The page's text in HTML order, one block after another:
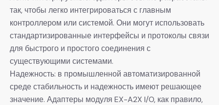
так, чтобы легко интегрироваться с главным
контроллером или системой. Они могут использовать
стандартизированные интерфейсы и протоколы связи
для быстрого и простого соединения с
существующими системами.
Надежность: в промышленной автоматизированной
среде стабильность и надежность имеют решающее
значение. Адаптеры модуля EX-A2X I/O, как правило,